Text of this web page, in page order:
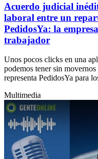
Acuerdo judicial
laboral entre un
PedidosYa: la
trabajador
Unos pocos clicks en una
podemos tener sin
representa PedidosYa para
Multimedia